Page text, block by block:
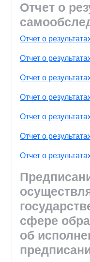
Отчет о
Отчет о
Отчет о
Отчет о
Отчет о
Отчет о
Отчет о
Отчет о
сфере
об